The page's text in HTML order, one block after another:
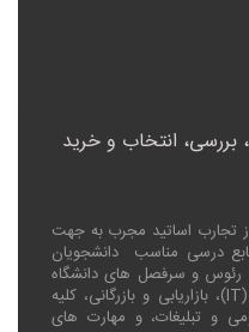
بررسی، انتخاب و خرید
تجارب اساتید مجرب به جهت
درسی مناسب دانشجویان
و سرفصل های دانشگاه
)، بازاریابی و بازرگانی، کلیه
و تبلیغات، و مهارت های